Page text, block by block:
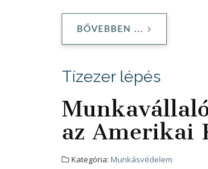
BŐVEBBEN ...
Tízezer lépés
az Amerikai
Kategória: Munkásvédelem